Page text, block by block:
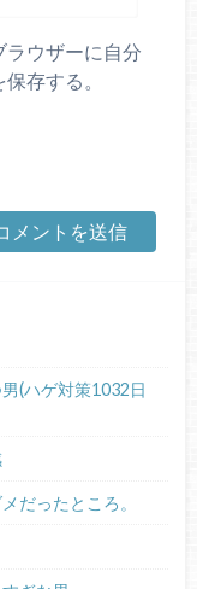
ラウザーに自分
存する。
(ハゲ対策1032日
だったところ。